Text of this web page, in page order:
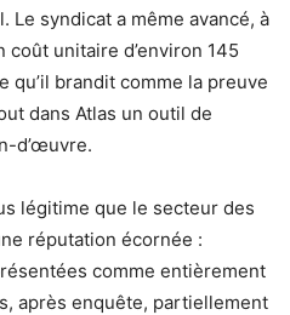
Le syndicat a même avancé, à
unitaire d’environ 145
qu’il brandit comme la preuve
dans Atlas un outil de
d’œuvre.
légitime que le secteur des
réputation écornée :
comme entièrement
après enquête, partiellement